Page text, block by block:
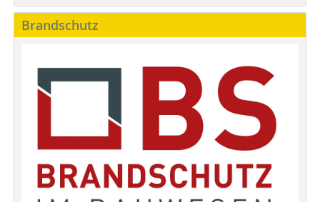
Brandschutz